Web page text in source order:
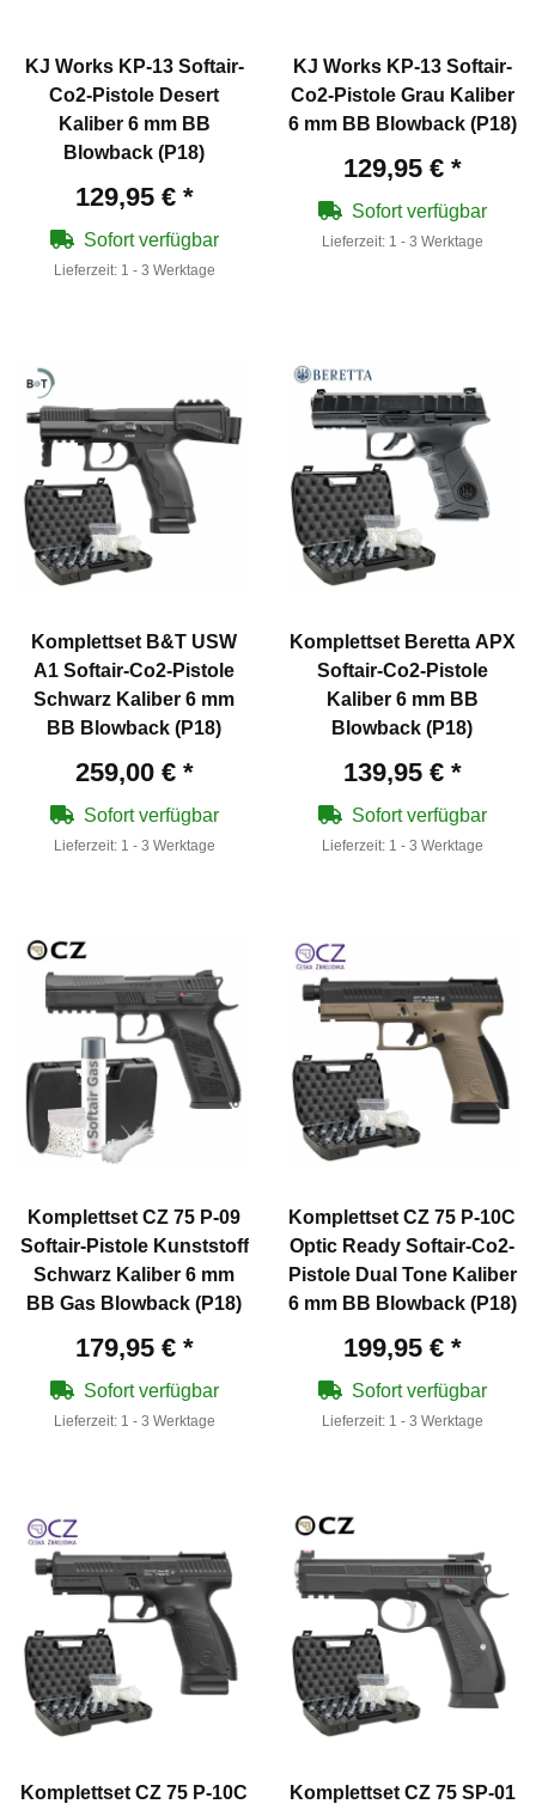
KJ Works KP-13 Softair-
Co2-Pistole Desert
Kaliber 6 mm BB
Blowback (P18)
129,95 € *
Sofort verfügbar
Lieferzeit: 1 - 3 Werktage
KJ Works KP-13 Softair-
Co2-Pistole Grau Kaliber
6 mm BB Blowback (P18)
129,95 € *
Sofort verfügbar
Lieferzeit: 1 - 3 Werktage
Komplettset B&T USW
A1 Softair-Co2-Pistole
Schwarz Kaliber 6 mm
BB Blowback (P18)
259,00 € *
Sofort verfügbar
Lieferzeit: 1 - 3 Werktage
Komplettset Beretta APX
Softair-Co2-Pistole
Kaliber 6 mm BB
Blowback (P18)
139,95 € *
Sofort verfügbar
Lieferzeit: 1 - 3 Werktage
Komplettset CZ 75 P-09
Softair-Pistole Kunststoff
Schwarz Kaliber 6 mm
BB Gas Blowback (P18)
179,95 € *
Sofort verfügbar
Lieferzeit: 1 - 3 Werktage
Komplettset CZ 75 P-10C
Optic Ready Softair-Co2-
Pistole Dual Tone Kaliber
6 mm BB Blowback (P18)
199,95 € *
Sofort verfügbar
Lieferzeit: 1 - 3 Werktage
Komplettset CZ 75 P-10C
Komplettset CZ 75 SP-01